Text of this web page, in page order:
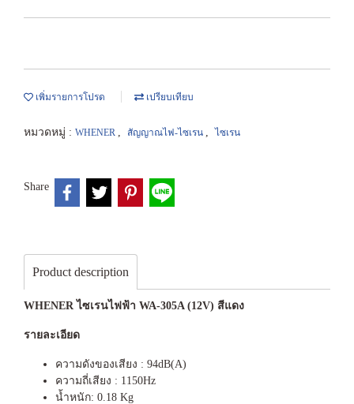
เพิ่มรายการโปรด เปรียบเทียบ
หมวดหมู่ : WHENER , สัญญาณไฟ-ไซเรน , ไซเรน
Share
Product description
WHENER ไซเรนไฟฟ้า WA-305A (12V) สีแดง
รายละเอียด
ความดังของเสียง : 94dB(A)
ความถี่เสียง : 1150Hz
น้ำหนัก: 0.18 Kg